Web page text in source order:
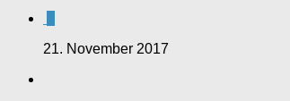
21. November 2017